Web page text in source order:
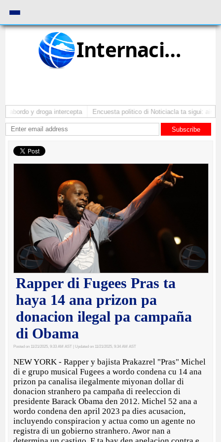
Internacional
abordo y droga intercepta Encuesta politico di Noticiacla ta sigui:
Subscribe
Rapper di Fugees Pras ta
haya 14 ana prizon pa
donacion ilegal pa campaña
di Obama
Posted on 11/21/2025, 9:33 AM AST | Updated on 11/21/2025, 9:34 AM AST
NEW YORK - Rapper y bajista Prakazrel "Pras" Michel
di e grupo musical Fugees a wordo condena cu 14 ana
prizon pa canalisa ilegalmente miyonan dollar di
donacion stranhero pa campaña di reeleccion di
presidente Barack Obama den 2012. Michel 52 ana a
wordo condena den april 2023 pa dies acusacion,
incluyendo conspiracion y actua como un agente no
registra di un gobierno stranhero. Awor nan a